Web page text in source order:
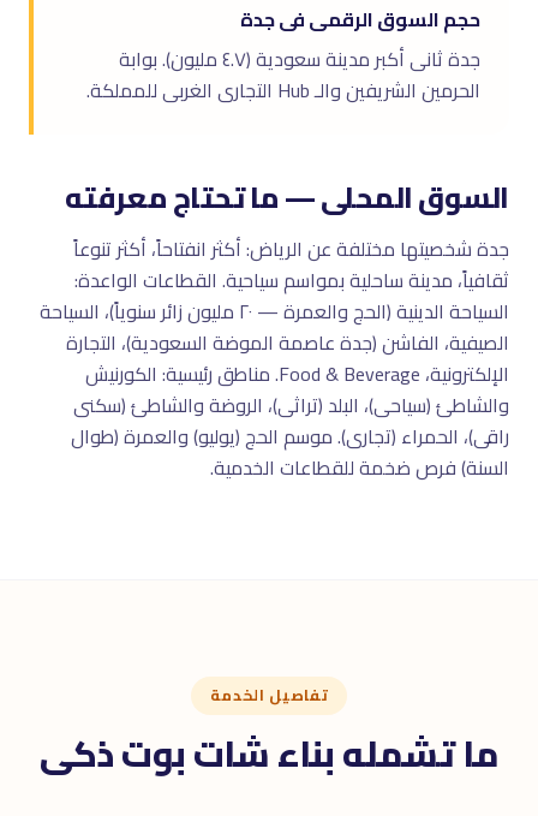
حجم السوق الرقمى فى جدة
جدة ثانى أكبر مدينة سعودية (٤.٧ مليون). بوابة
الحرمين الشريفين والـ Hub التجارى الغربى للمملكة.
السوق المحلى — ما تحتاج معرفته
جدة شخصيتها مختلفة عن الرياض: أكثر انفتاحاً، أكثر تنوعاً
ثقافياً، مدينة ساحلية بمواسم سياحية. القطاعات الواعدة:
السياحة الدينية (الحج والعمرة — ٢٠ مليون زائر سنوياً)، السياحة
الصيفية، الفاشن (جدة عاصمة الموضة السعودية)، التجارة
الإلكترونية، Food & Beverage. مناطق رئيسية: الكورنيش
والشاطئ (سياحى)، البلد (تراثى)، الروضة والشاطئ (سكنى
راقى)، الحمراء (تجارى). موسم الحج (يوليو) والعمرة (طوال
السنة) فرص ضخمة للقطاعات الخدمية.
تفاصيل الخدمة
ما تشمله بناء شات بوت ذكى